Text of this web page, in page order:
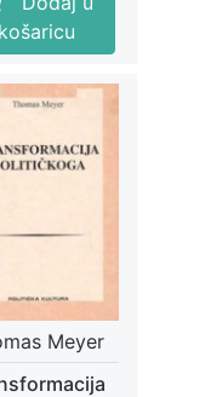
košaricu
Meyer